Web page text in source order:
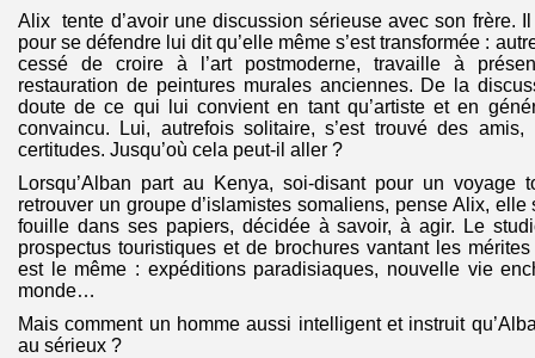
Alix tente d’avoir une discussion sérieuse avec son frère.
pour se défendre lui dit qu’elle même s’est transformée :
cessé de croire à l’art postmoderne, travaille à
restauration de peintures murales anciennes. De la
doute de ce qui lui convient en tant qu’artiste et en
convaincu. Lui, autrefois solitaire, s’est trouvé des amis,
certitudes. Jusqu’où cela peut-il aller ?
Lorsqu’Alban part au Kenya, soi-disant pour un voyage
retrouver un groupe d’islamistes somaliens, pense Alix,
fouille dans ses papiers, décidée à savoir, à agir. Le
prospectus touristiques et de brochures vantant les
est le même : expéditions paradisiaques, nouvelle vie
monde…
Mais comment un homme aussi intelligent et instruit
au sérieux ?